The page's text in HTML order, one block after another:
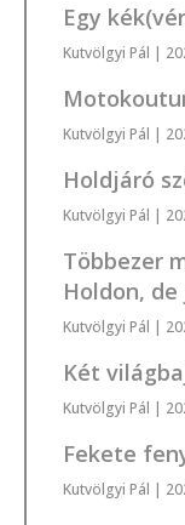
Egy
Kutvölgyi Pál |
Kutvölgyi Pál |
Holdjáró
Kutvölgyi Pál |
Többezer
Holdon,
Kutvölgyi Pál |
Két
Kutvölgyi Pál |
Fekete
Kutvölgyi Pál |